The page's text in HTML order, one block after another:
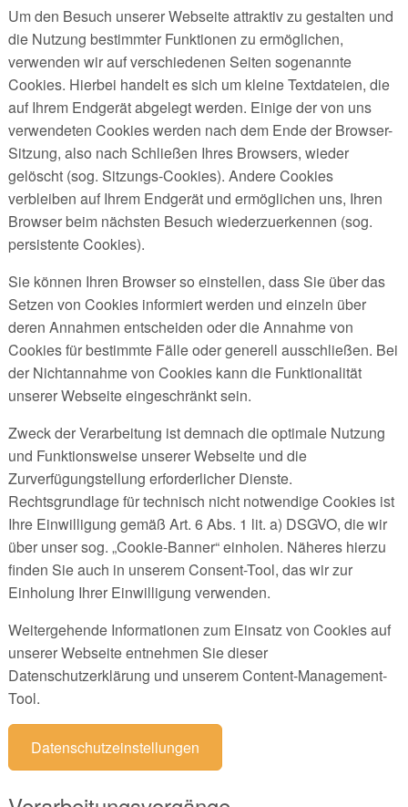
Um den Besuch unserer Webseite attraktiv zu gestalten und
die Nutzung bestimmter Funktionen zu ermöglichen,
verwenden wir auf verschiedenen Seiten sogenannte
Cookies. Hierbei handelt es sich um kleine Textdateien, die
auf Ihrem Endgerät abgelegt werden. Einige der von uns
verwendeten Cookies werden nach dem Ende der Browser-
Sitzung, also nach Schließen Ihres Browsers, wieder
gelöscht (sog. Sitzungs-Cookies). Andere Cookies
verbleiben auf Ihrem Endgerät und ermöglichen uns, Ihren
Browser beim nächsten Besuch wiederzuerkennen (sog.
persistente Cookies).
Sie können Ihren Browser so einstellen, dass Sie über das
Setzen von Cookies informiert werden und einzeln über
deren Annahmen entscheiden oder die Annahme von
Cookies für bestimmte Fälle oder generell ausschließen. Bei
der Nichtannahme von Cookies kann die Funktionalität
unserer Webseite eingeschränkt sein.
Zweck der Verarbeitung ist demnach die optimale Nutzung
und Funktionsweise unserer Webseite und die
Zurverfügungstellung erforderlicher Dienste.
Rechtsgrundlage für technisch nicht notwendige Cookies ist
Ihre Einwilligung gemäß Art. 6 Abs. 1 lit. a) DSGVO, die wir
über unser sog. „Cookie-Banner“ einholen. Näheres hierzu
finden Sie auch in unserem Consent-Tool, das wir zur
Einholung Ihrer Einwilligung verwenden.
Weitergehende Informationen zum Einsatz von Cookies auf
unserer Webseite entnehmen Sie dieser
Datenschutzerklärung und unserem Content-Management-
Tool.
Datenschutzeinstellungen